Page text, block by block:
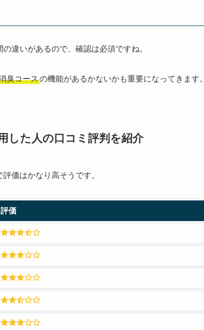
違いがあるので、確認は必須ですね。
臭コースの機能があるかないかも重要になってきます。
した人の口コミ評判を紹介
価はかなり高そうです。
評価